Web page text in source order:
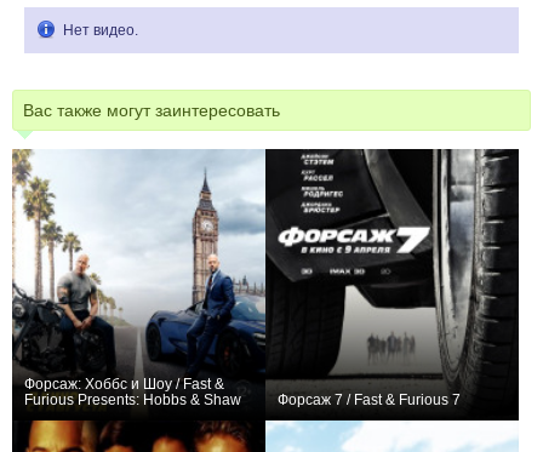
Нет видео.
Вас также могут заинтересовать
Форсаж: Хоббс и Шоу / Fast &
Furious Presents: Hobbs & Shaw
Форсаж 7 / Fast & Furious 7